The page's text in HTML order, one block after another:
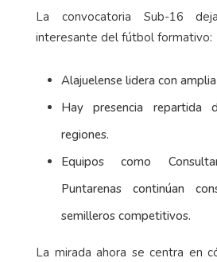
La convocatoria Sub-16
interesante del fútbol formativo:
Alajuelense lidera con
Hay presencia repartida
regiones.
Equipos como
Puntarenas continúan
semilleros competitivos.
La mirada ahora se centra en